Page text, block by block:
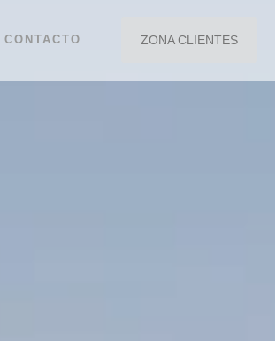
CONTACTO ZONA CLIENTES